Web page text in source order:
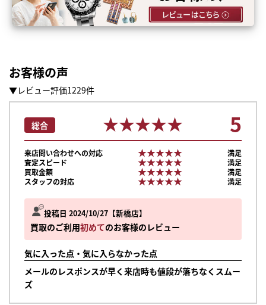
お客様の声
▼レビュー評価1229件
投稿日 2024/10/27 新橋店
買取のご利用初めてのお客様のレビュー
気に入った点・気に入らなかった点
メールのレスポンスが早く来店時も値段が落ちなくスムー
ズ
総合 ★★★★★
★★★★★ 5
来店問い合わせへの対応 ★★★★★
★★★★★
満足
査定スピード
★★★★★
★★★★★
満足
買取金額
★★★★★
★★★★★
満足
スタッフの対応
★★★★★
★★★★★ 満足
まずは